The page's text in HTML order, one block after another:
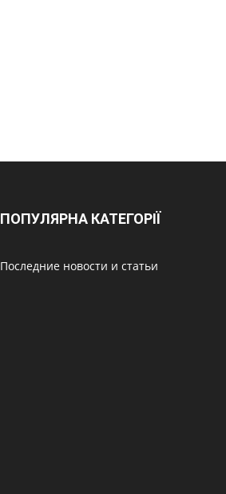
ПОПУЛЯРНА КАТЕГОРІЇ
Последние новости и статьи